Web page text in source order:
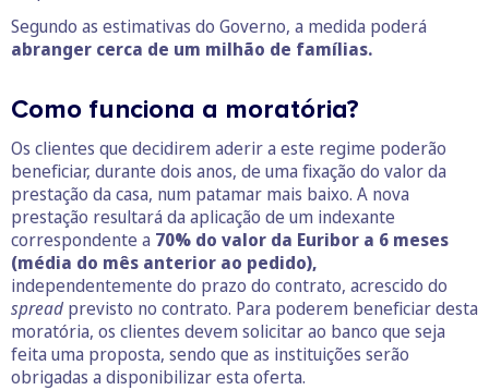
Segundo as estimativas do Governo, a medida poderá
abranger cerca de um milhão de famílias.
Como funciona a moratória?
Os clientes que decidirem aderir a este regime poderão
beneficiar, durante dois anos, de uma fixação do valor da
prestação da casa, num patamar mais baixo. A nova
prestação resultará da aplicação de um indexante
correspondente a 70% do valor da Euribor a 6 meses
(média do mês anterior ao pedido),
independentemente do prazo do contrato, acrescido do
spread previsto no contrato. Para poderem beneficiar desta
moratória, os clientes devem solicitar ao banco que seja
feita uma proposta, sendo que as instituições serão
obrigadas a disponibilizar esta oferta.